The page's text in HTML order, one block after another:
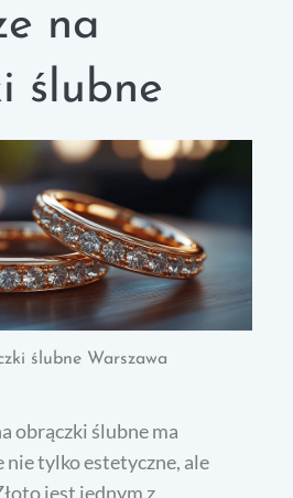
na
ślubne
ślubne Warszawa
obrączki ślubne ma
nie tylko estetyczne, ale
jest jednym z